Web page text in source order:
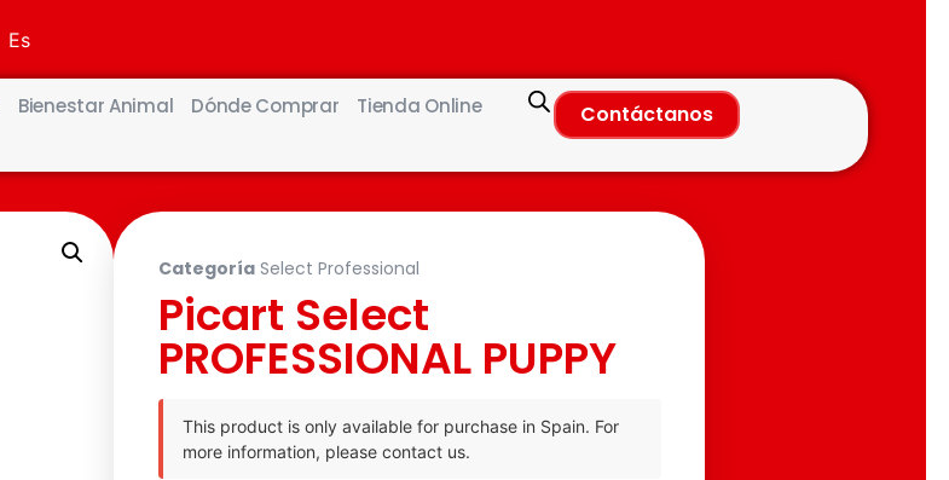
Es
Bienestar Animal Dónde Comprar Tienda Online Contáctanos
Categoría Select Professional
Picart Select
PROFESSIONAL PUPPY
This product is only available for purchase in Spain. For
more information, please contact us.